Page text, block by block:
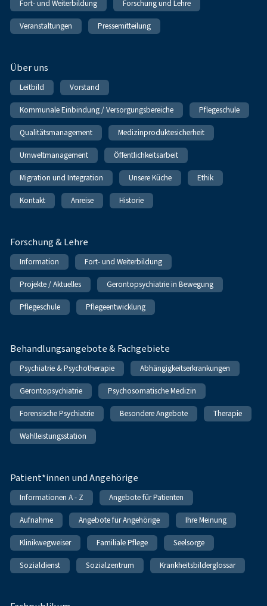
Fort- und Weiterbildung Forschung und Lehre
Veranstaltungen Pressemitteilung
Über uns
Leitbild Vorstand
Kommunale Einbindung / Versorgungsbereiche Pflegeschule
Qualitätsmanagement Medizinproduktesicherheit
Umweltmanagement Öffentlichkeitsarbeit
Migration und Integration Unsere Küche Ethik
Kontakt Anreise Historie
Forschung & Lehre
Information Fort- und Weiterbildung
Projekte / Aktuelles Gerontopsychiatrie in Bewegung
Pflegeschule Pflegeentwicklung
Behandlungsangebote & Fachgebiete
Psychiatrie & Psychotherapie Abhängigkeitserkrankungen
Gerontopsychiatrie Psychosomatische Medizin
Forensische Psychiatrie Besondere Angebote Therapie
Wahlleistungsstation
Patient*innen und Angehörige
Informationen A - Z Angebote für Patienten
Aufnahme Angebote für Angehörige Ihre Meinung
Klinikwegweiser Familiale Pflege Seelsorge
Sozialdienst Sozialzentrum Krankheitsbilderglossar